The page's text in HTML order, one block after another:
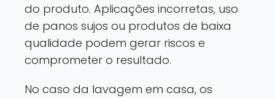
do produto. Aplicações incorretas, uso
de panos sujos ou produtos de baixa
qualidade podem gerar riscos e
comprometer o resultado.
No caso da lavagem em casa, os